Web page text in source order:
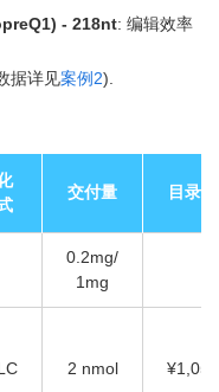
- 218nt: 编辑效率
据详见案例2).
交付量 目录价
0.2mg/
1mg
2 nmol ¥1,050